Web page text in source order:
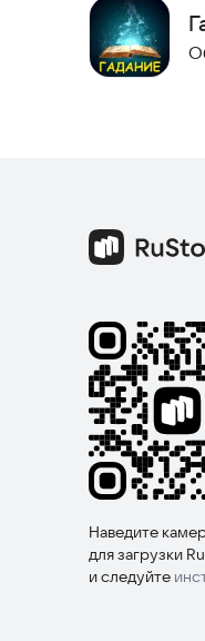
Наведите
для загрузки
и следуйте